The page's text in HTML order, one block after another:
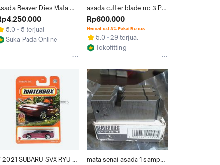
Beaver Dies Mata
size 1/2"-3/4" dan
1"-2" Original Japan
5.0
5 terjual
Suka Pada Online
asada cutter blade no 3 PN
70076
Rp600.000
Hemat s.d 3% Pakai Bonus
5.0
29 terjual
Tokofitting
2021 SUBARU SVX RYU
mata senai asada 1 sampai